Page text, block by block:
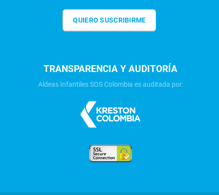
QUIERO SUSCRIBIRME
TRANSPARENCIA Y AUDITORÍA
Aldeas Infantiles SOS Colombia es auditada por: